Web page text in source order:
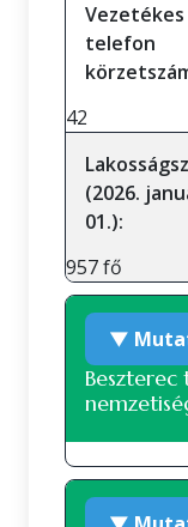
Vezetékes
telefon
42
(2026.
01.):
957 fő
▼
Beszterec
Roma